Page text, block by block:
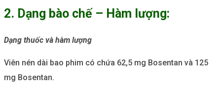
2. Dạng bào chế – Hàm lượng:
Dạng thuốc và hàm lượng
Viên nén dài bao phim có chứa 62,5 mg Bosentan và 125
mg Bosentan.